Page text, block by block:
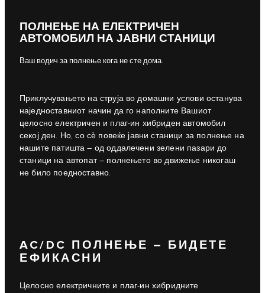
ПОЛНЕЊЕ НА ЕЛЕКТРИЧЕН
АВТОМОБИЛ НА ЈАВНИ СТАНИЦИ
Ваш водич за полнење кога не сте дома.
Приклучувањето на струја во домашни услови останува
наједноставниот начин да го наполните Вашиот
целосно електричен и плаг-ин хибриден автомобил
секој ден. Но, со сѐ повеќе јавни станици за полнење на
нашите патишта – од оддалечени зелени пазари до
станици на автопат – полнењето во движење никогаш
не било поедноставно.
AC/DC ПОЛНЕЊЕ – БИДЕТЕ
ЕФИКАСНИ
Целосно електричните и плаг-ин хибридните